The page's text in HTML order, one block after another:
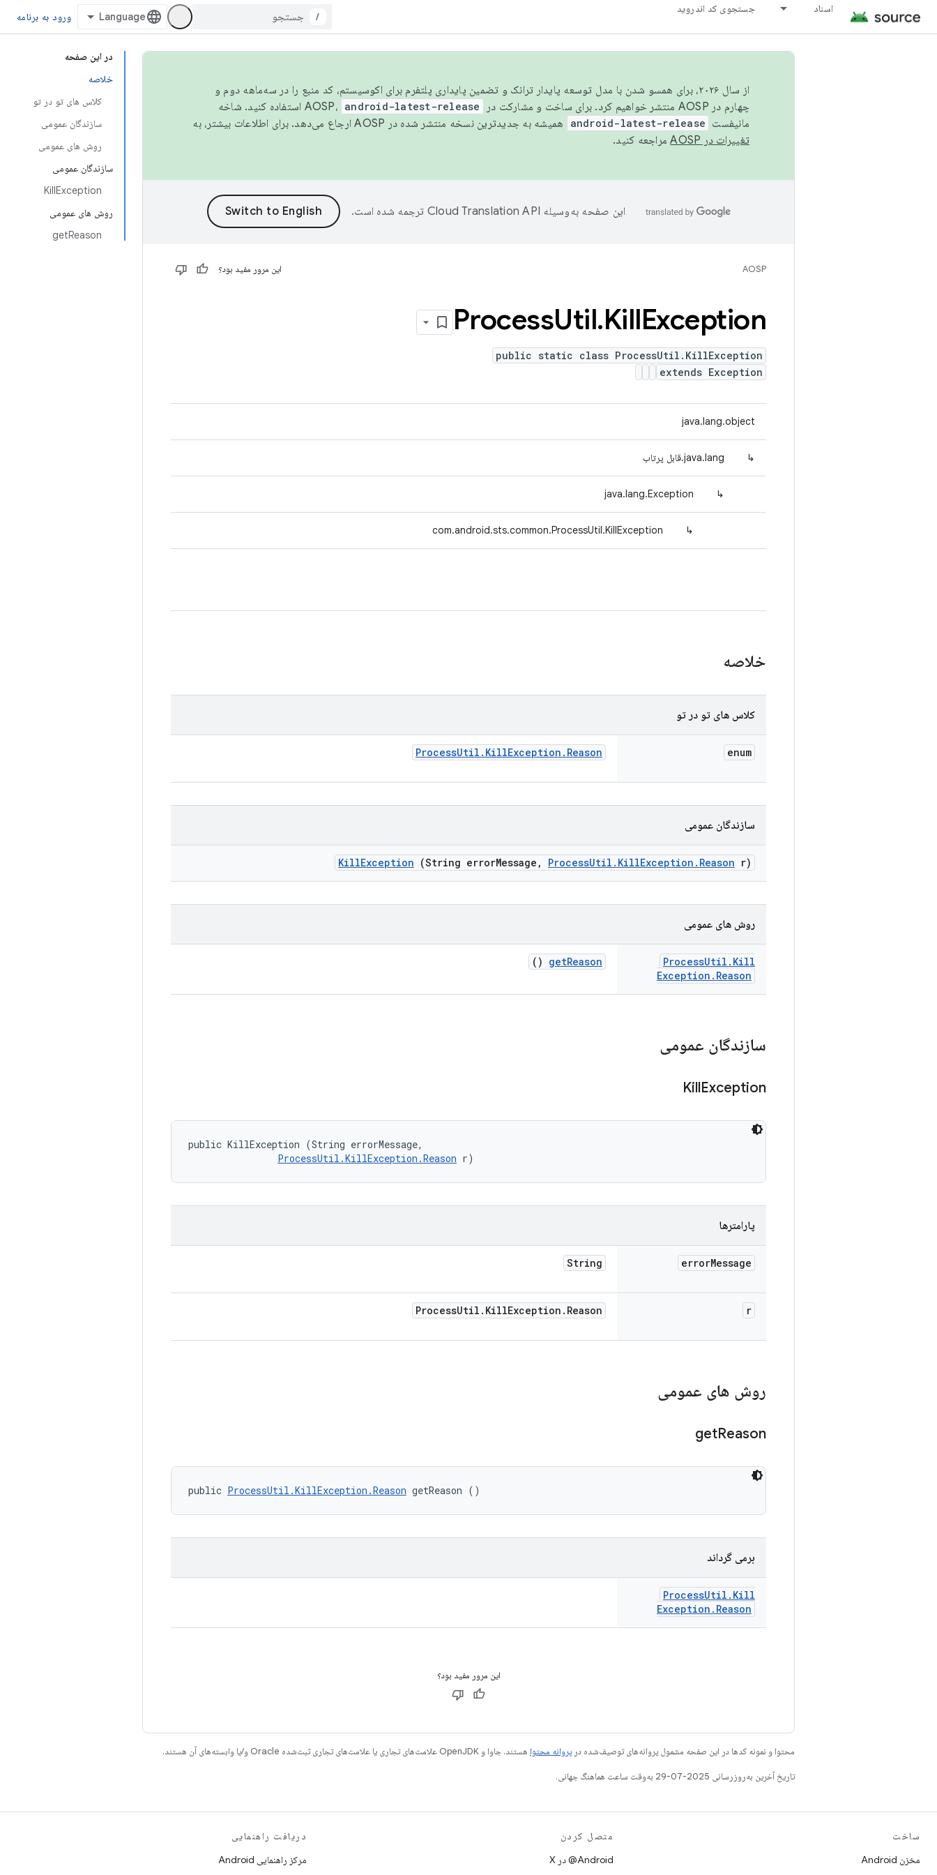
اسناد جستجوی کد اندروید
/ ورود به برنامه
در این صفحه
خلاصه
کلاس های تو در تو
سازندگان عمومی
روش های عمومی
سازندگان عمومی
KillException
روش های عمومی
getReason
از سال ۲۰۲۶، برای همسو شدن با مدل توسعه پایدار ترانک و تضمین پایداری پلتفرم برای اکوسیستم، کد منبع را در سه‌ماهه دوم و
چهارم در AOSP منتشر خواهیم کرد. برای ساخت و مشارکت در AOSP،
android-latest-release
استفاده کنید. شاخه
مانیفست android-latest-release
همیشه به جدیدترین نسخه منتشر شده در AOSP ارجاع می‌دهد. برای اطلاعات بیشتر، به
تغییرات در AOSP
مراجعه کنید.
این صفحه به‌وسیله ترجمه شده است.
AOSP این مرور مفید بود؟
ProcessUtil.KillException
public static class ProcessUtil.KillException
extends Exception
java.lang.object
↳ java.lang.قابل پرتاب
↳
java.lang.Exception
↳
com.android.sts.common.ProcessUtil.KillException
خلاصه
کلاس های تو در تو
enum
ProcessUtil . KillException . Reason
سازندگان عمومی
KillException (String errorMessage , ProcessUtil . KillException . Reason r)
روش های عمومی
ProcessUtil . Kill
Exception . Reason
getReason
()
سازندگان عمومی
KillException
public KillException (String errorMessage,
ProcessUtil.KillException.Reason r)
پارامترها
errorMessage
String
r
ProcessUtil . KillException . Reason
روش های عمومی
getReason
public ProcessUtil.KillException.Reason getReason ()
برمی گرداند
ProcessUtil . Kill
Exception . Reason
این مرور مفید بود؟
محتوا و نمونه کدها در این صفحه مشمول پروانه‌های توصیف‌شده در پروانه محتوا هستند. جاوا و OpenJDK علامت‌های تجاری یا علامت‌های تجاری ثبت‌شده Oracle و/یا وابسته‌های آن هستند.
تاریخ آخرین به‌روزرسانی 2025-07-29 به‌وقت ساعت هماهنگ جهانی.
ساخت
مخزن Android
متصل کردن
‫‎@Android در X
دریافت راهنمایی
مرکز راهنمایی Android